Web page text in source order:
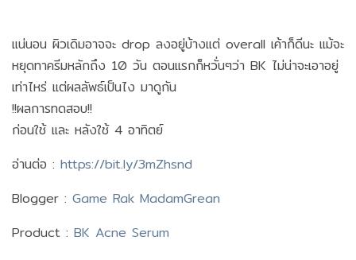
แน่นอน ผิวเดิมอาจจะ drop ลงอยู่บ้างแต่ overall เค้าก็ดีนะ แม้จะ
หยุดทาครีมหลักถึง 10 วัน ตอนแรกก็หวั่นๆว่า BK ไม่น่าจะเอาอยู่
เท่าไหร่ แต่ผลลัพธ์เป็นไง มาดูกัน
!!ผลการทดสอบ!!
ก่อนใช้ และ หลังใช้ 4 อาทิตย์
อ่านต่อ : https://bit.ly/3mZhsnd
Blogger : Game Rak MadamGrean
Product : BK Acne Serum